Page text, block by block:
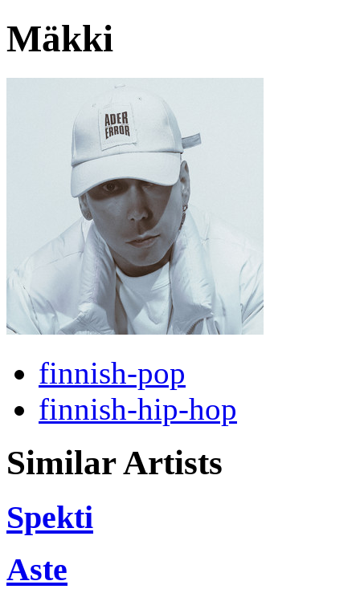
Mäkki
finnish-pop
finnish-hip-hop
Similar Artists
Spekti
Aste